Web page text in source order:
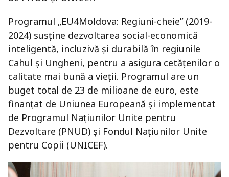
Programul „EU4Moldova: Regiuni-cheie” (2019-
2024) susține dezvoltarea social-economică
inteligentă, incluzivă și durabilă în regiunile
Cahul și Ungheni, pentru a asigura cetățenilor o
calitate mai bună a vieții. Programul are un
buget total de 23 de milioane de euro, este
finanțat de Uniunea Europeană și implementat
de Programul Națiunilor Unite pentru
Dezvoltare (PNUD) și Fondul Națiunilor Unite
pentru Copii (UNICEF).